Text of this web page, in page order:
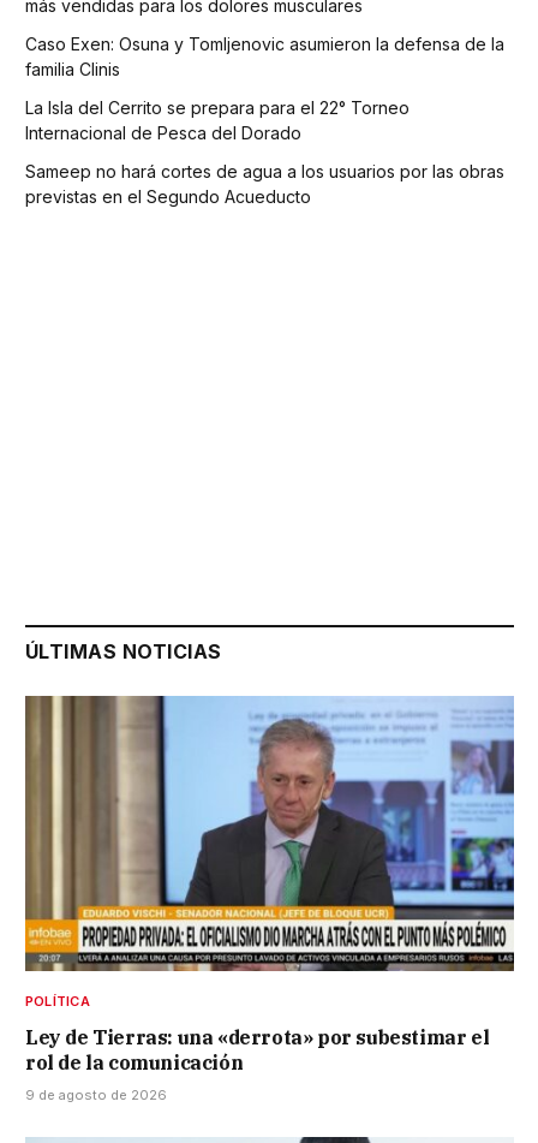
más vendidas para los dolores musculares
Caso Exen: Osuna y Tomljenovic asumieron la defensa de la
familia Clinis
La Isla del Cerrito se prepara para el 22° Torneo
Internacional de Pesca del Dorado
Sameep no hará cortes de agua a los usuarios por las obras
previstas en el Segundo Acueducto
ÚLTIMAS NOTICIAS
POLÍTICA
Ley de Tierras: una «derrota» por subestimar el
rol de la comunicación
9 de agosto de 2026